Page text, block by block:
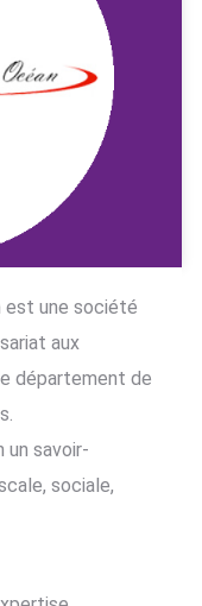
est une société
aux
département de
savoir-
sociale,